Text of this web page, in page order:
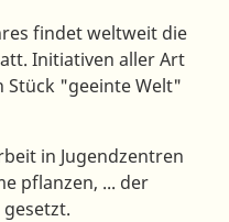
findet weltweit die
Initiativen aller Art
Stück "geeinte Welt"
in Jugendzentren
pflanzen, ... der